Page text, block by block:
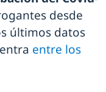
desde
últimos datos
entre los